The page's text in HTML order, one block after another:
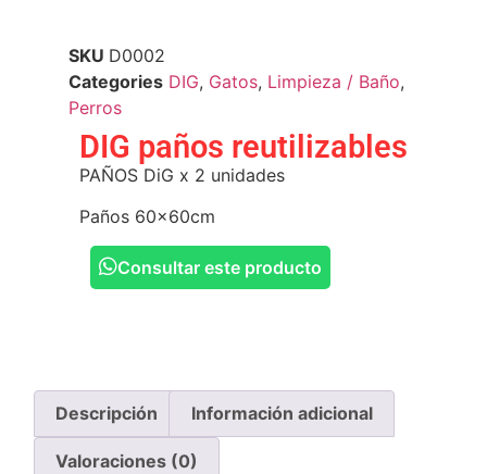
SKU D0002
Categories DIG, Gatos, Limpieza / Baño,
Perros
DIG paños reutilizables
PAÑOS DiG x 2 unidades
Paños 60x60cm
Consultar este producto
Descripción Información adicional
Valoraciones (0)